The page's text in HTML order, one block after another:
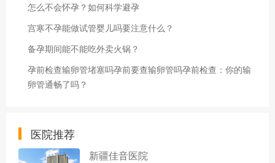
怎么不会怀孕？如何科学避孕
宫寒不孕能做试管婴儿吗要注意什么？
备孕期间能不能吃外卖火锅？
孕前检查输卵管堵塞吗孕前要查输卵管吗孕前检查：你的输
卵管通畅了吗？
医院推荐
新疆佳音医院